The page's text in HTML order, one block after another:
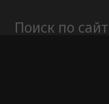
Поиск по